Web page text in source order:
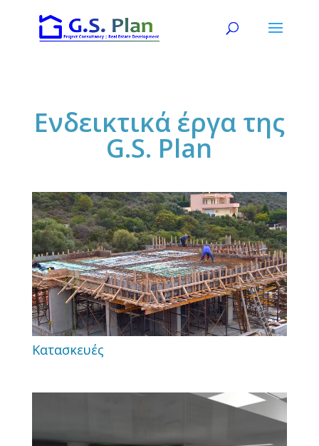
Ενδεικτικά έργα της
G.S. Plan
Κατασκευές